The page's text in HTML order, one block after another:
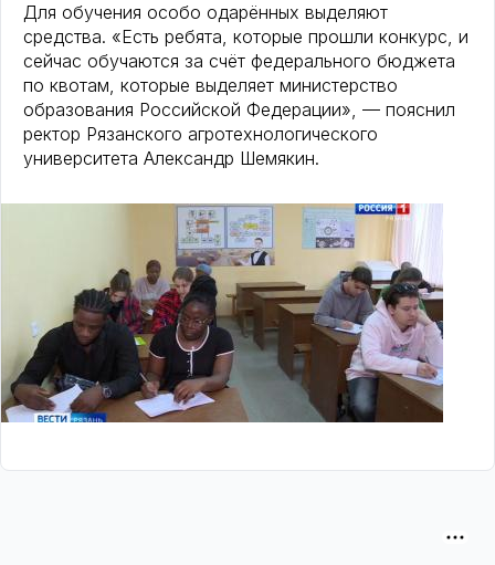
Для обучения особо одарённых выделяют
средства. «Есть ребята, которые прошли конкурс, и
сейчас обучаются за счёт федерального бюджета
по квотам, которые выделяет министерство
образования Российской Федерации», — пояснил
ректор Рязанского агротехнологического
университета Александр Шемякин.